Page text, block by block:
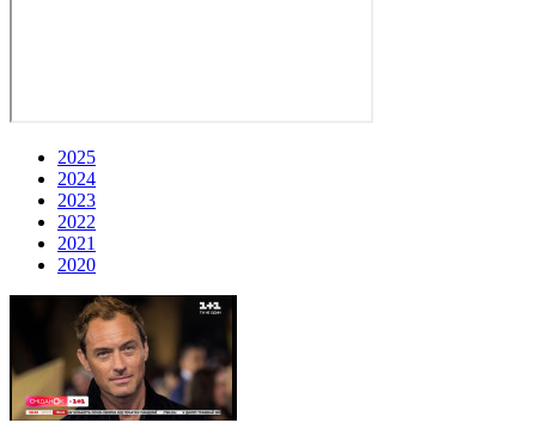
2025
2024
2023
2022
2021
2020